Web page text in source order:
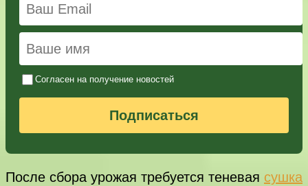
Согласен на получение новостей
Подписаться
После сбора урожая требуется теневая сушка